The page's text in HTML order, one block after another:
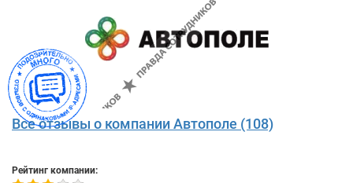
Все отзывы о компании Автополе (108)
Рейтинг компании: